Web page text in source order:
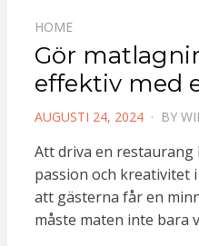
HOME
Gör
effektiv med
POSTED
AUGUSTI 24, 2024 BY
Att driva en restaurang
passion och kreativitet
att gästerna får en
måste maten inte bara